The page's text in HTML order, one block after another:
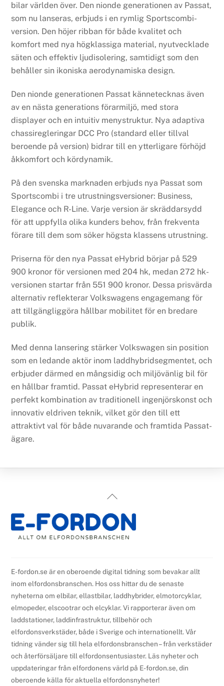
bilar världen över. Den nionde generationen av Passat,
som nu lanseras, erbjuds i en rymlig Sportscombi-
version. Den höjer ribban för både kvalitet och
komfort med nya högklassiga material, nyutvecklade
säten och effektiv ljudisolering, samtidigt som den
behåller sin ikoniska aerodynamiska design.
Den nionde generationen Passat kännetecknas även
av en nästa generations förarmiljö, med stora
displayer och en intuitiv menystruktur. Nya adaptiva
chassiregleringar DCC Pro (standard eller tillval
beroende på version) bidrar till en ytterligare förhöjd
åkkomfort och kördynamik.
På den svenska marknaden erbjuds nya Passat som
Sportscombi i tre utrustningsversioner: Business,
Elegance och R-Line. Varje version är skräddarsydd
för att uppfylla olika kunders behov, från frekventa
förare till dem som söker högsta klassens utrustning.
Priserna för den nya Passat eHybrid börjar på 529
900 kronor för versionen med 204 hk, medan 272 hk-
versionen startar från 551 900 kronor. Dessa prisvärda
alternativ reflekterar Volkswagens engagemang för
att tillgängliggöra hållbar mobilitet för en bredare
publik.
Med denna lansering stärker Volkswagen sin position
som en ledande aktör inom laddhybridsegmentet, och
erbjuder därmed en mångsidig och miljövänlig bil för
en hållbar framtid. Passat eHybrid representerar en
perfekt kombination av traditionell ingenjörskonst och
innovativ eldriven teknik, vilket gör den till ett
attraktivt val för både nuvarande och framtida Passat-
ägare.
Back
Top
E-fordon.se är en oberoende digital tidning som bevakar allt
inom elfordonsbranschen. Hos oss hittar du de senaste
nyheterna om elbilar, ellastbilar, laddhybrider, elmotorcyklar,
elmopeder, elscootrar och elcyklar. Vi rapporterar även om
laddstationer, laddinfrastruktur, tillbehör och
elfordonsverkstäder, både i Sverige och internationellt. Vår
tidning vänder sig till hela elfordonsbranschen – från verkstäder
och återförsäljare till elfordonsentusiaster. Läs nyheter och
uppdateringar från elfordonens värld på E-fordon.se, din
oberoende källa för aktuella elfordonsnyheter!